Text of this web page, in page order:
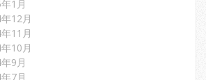
1月
12月
11月
10月
9月
7月